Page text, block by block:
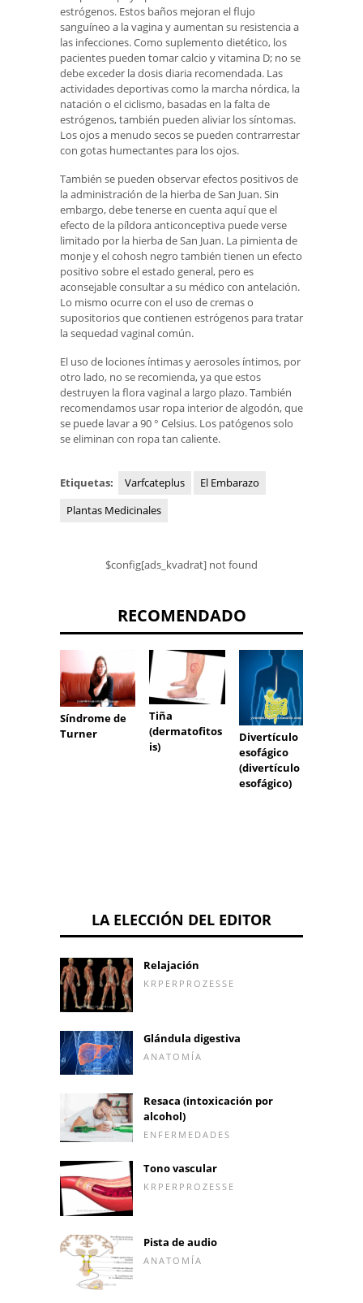
estrógenos. Estos baños mejoran el flujo
sanguíneo a la vagina y aumentan su resistencia a
las infecciones. Como suplemento dietético, los
pacientes pueden tomar calcio y vitamina D; no se
debe exceder la dosis diaria recomendada. Las
actividades deportivas como la marcha nórdica, la
natación o el ciclismo, basadas en la falta de
estrógenos, también pueden aliviar los síntomas.
Los ojos a menudo secos se pueden contrarrestar
con gotas humectantes para los ojos.
También se pueden observar efectos positivos de
la administración de la hierba de San Juan. Sin
embargo, debe tenerse en cuenta aquí que el
efecto de la píldora anticonceptiva puede verse
limitado por la hierba de San Juan. La pimienta de
monje y el cohosh negro también tienen un efecto
positivo sobre el estado general, pero es
aconsejable consultar a su médico con antelación.
Lo mismo ocurre con el uso de cremas o
supositorios que contienen estrógenos para tratar
la sequedad vaginal común.
El uso de lociones íntimas y aerosoles íntimos, por
otro lado, no se recomienda, ya que estos
destruyen la flora vaginal a largo plazo. También
recomendamos usar ropa interior de algodón, que
se puede lavar a 90 ° Celsius. Los patógenos solo
se eliminan con ropa tan caliente.
Etiquetas: Varfcateplus
El Embarazo
Plantas Medicinales
$config[ads_kvadrat] not found
RECOMENDADO
Síndrome de
Turner
Tiña
(dermatofitos
is)
Divertículo
esofágico
(divertículo
esofágico)
LA ELECCIÓN DEL EDITOR
Relajación
KRPERPROZESSE
Glándula digestiva
ANATOMÍA
Resaca (intoxicación por
alcohol)
ENFERMEDADES
Tono vascular
KRPERPROZESSE
Pista de audio
ANATOMÍA